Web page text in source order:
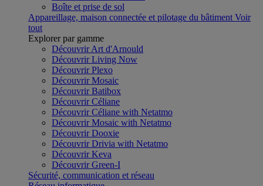
Boîte et prise de sol
Appareillage, maison connectée et pilotage du bâtiment Voir
tout
Explorer par gamme
Découvrir Art d'Arnould
Découvrir Living Now
Découvrir Plexo
Découvrir Mosaic
Découvrir Batibox
Découvrir Céliane
Découvrir Céliane with Netatmo
Découvrir Mosaic with Netatmo
Découvrir Dooxie
Découvrir Drivia with Netatmo
Découvrir Keva
Découvrir Green-I
Sécurité, communication et réseau